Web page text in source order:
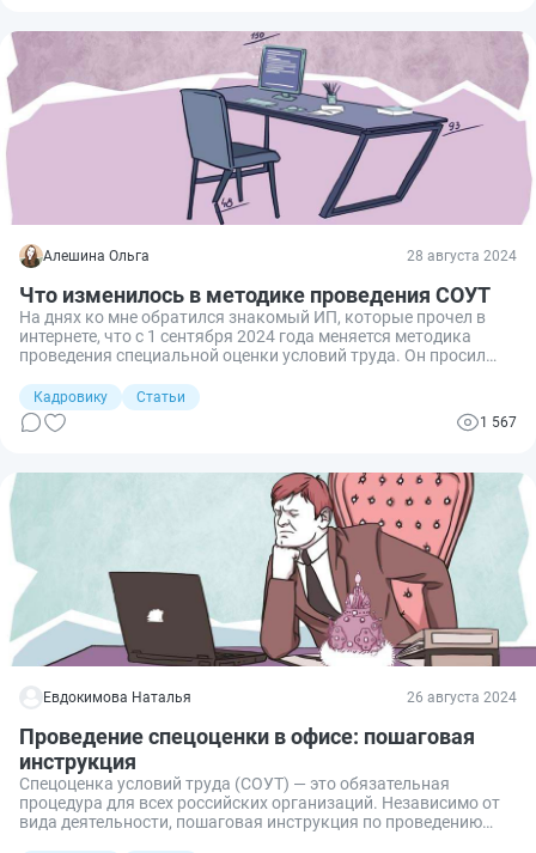
Алешина Ольга 28 августа 2024
Что изменилось в методике проведения СОУТ
На днях ко мне обратился знакомый ИП, которые прочел в
интернете, что с 1 сентября 2024 года меняется методика
проведения специальной оценки условий труда. Он просил
какие изменения ожидают работодателей с 1 сентября 2024
года при проведении СОУТ и какие поправки требуется внести
в ЛНА.
Кадровику
Статьи
1 567
Евдокимова Наталья 26 августа 2024
Проведение спецоценки в офисе: пошаговая
инструкция
Спецоценка условий труда (СОУТ) — это обязательная
процедура для всех российских организаций. Независимо от
вида деятельности, пошаговая инструкция по проведению